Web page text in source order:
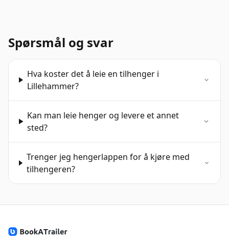
Spørsmål og svar
Hva koster det å leie en tilhenger i
Lillehammer?
Kan man leie henger og levere et annet
sted?
Trenger jeg hengerlappen for å kjøre med
tilhengeren?